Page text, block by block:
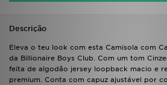
Descrição
Eleva o teu look com esta Camisola com
da Billionaire Boys Club. Com um tom
feita de algodão jersey loopback macio e
premium. Conta com capuz ajustável por